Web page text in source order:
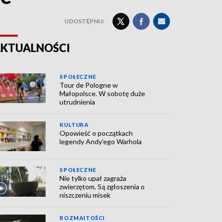
UDOSTĘPNIJ:
SPOŁECZNE
Tour de Pologne w
Małopolsce. W sobotę duże
utrudnienia
KULTURA
Opowieść o początkach
legendy Andy’ego Warhola
SPOŁECZNE
Nie tylko upał zagraża
zwierzętom. Są zgłoszenia o
niszczeniu misek
ROZMAITOŚCI